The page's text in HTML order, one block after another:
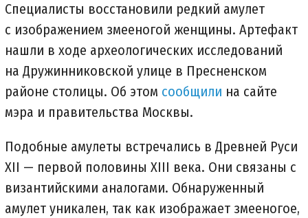
Специалисты восстановили редкий амулет
с изображением змееногой женщины. Артефакт
нашли в ходе археологических исследований
на Дружинниковской улице в Пресненском
районе столицы. Об этом сообщили на сайте
мэра и правительства Москвы.
Подобные амулеты встречались в Древней Руси
XII — первой половины XIII века. Они связаны с
византийскими аналогами. Обнаруженный
амулет уникален, так как изображает змееногое,